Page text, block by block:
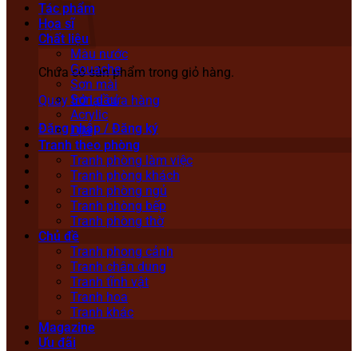
Chưa có sản phẩm trong giỏ hàng.
Quay trở lại cửa hàng
Đăng nhập / Đăng ký
Tác phẩm
Họa sĩ
Chất liệu
Màu nước
Gouache
Sơn mài
Sơn dầu
Acrylic
Lụa
Tranh theo phòng
Tranh phòng làm việc
Tranh phòng khách
Tranh phòng ngủ
Tranh phòng bếp
Tranh phòng thờ
Chủ đề
Tranh phong cảnh
Tranh chân dung
Tranh tĩnh vật
Tranh hoa
Tranh khác
Magazine
Ưu đãi